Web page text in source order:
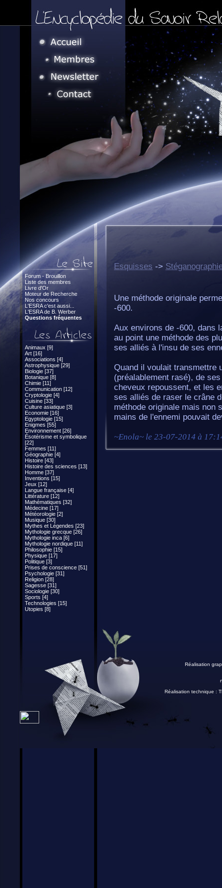
Forum - Brouillon
Liste des membres
Livre d'Or
Moteur de Recherche
Nos concours
L'ESRA c'est aussi...
L'ESRA de B. Werber
Questions fréquentes
Animaux [9]
Art [16]
Associations [4]
Astrophysique [29]
Biologie [37]
Botanique [8]
Chimie [11]
Communication [12]
Cryptologie [4]
Cuisine [33]
Culture asiatique [3]
Economie [16]
Egyptologie [15]
Enigmes [55]
Environnement [26]
Ésotérisme et symbolique
[22]
Femmes [11]
Géographie [4]
Histoire [43]
Histoire des sciences [13]
Homme [37]
Inventions [15]
Jeux [12]
Langue française [4]
Littérature [12]
Mathématiques [32]
Médecine [17]
Météorologie [2]
Musique [30]
Mythes et Légendes [23]
Mythologie grecque [26]
Mythologie inca [6]
Mythologie nordique [11]
Philosophie [15]
Physique [17]
Politique [3]
Prises de conscience [51]
Psychologie [31]
Religion [28]
Sagesse [31]
Sociologie [30]
Sports [4]
Technologies [15]
Utopies [8]
Esquisses ->
Une méthode originale
-600.
Aux environs de -600, dans
au point une méthode des
ses alliés à l'insu de ses
Quand il voulait transmettre
(préalablement rasé), de
cheveux repoussent, et les
ses alliés de raser le crâne
méthode originale mais non
mains de l'ennemi pouvait
~Enola~ le 23-07-2014 à
Réalisation
Réalisation technique :